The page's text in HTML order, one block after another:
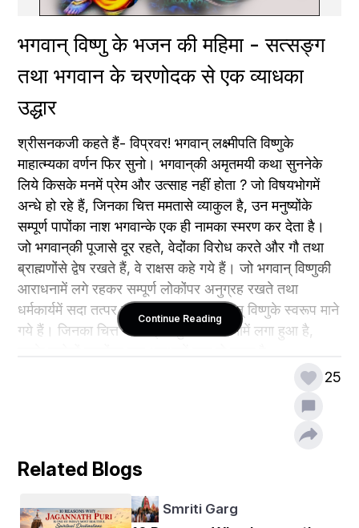
भगवान् विष्णु के भजन की महिमा - सत्सङ्ग
तथा भगवान के चरणोदक से एक व्याधका
उद्धार
श्रीसनकजी कहते हैं- विप्रवर! भगवान् लक्ष्मीपति विष्णुके
माहात्म्यका वर्णन फिर सुनो। भगवान्‌की अमृतमयी कथा सुननेके
लिये किसके मनमें प्रेम और उत्साह नहीं होता ? जो विषयभोगमें
अन्धे हो रहे हैं, जिनका चित्त ममतासे व्याकुल है, उन मनुष्योंके
सम्पूर्ण पापोंका नाश भगवान्के एक ही नामका स्मरण कर देता है।
जो भगवान्‌की पूजासे दूर रहते, वेदोंका विरोध करते और गौ तथा
ब्राह्मणोंसे द्वेष रखते हैं, वे राक्षस कहे गये हैं। जो भगवान् विष्णुकी
आराधनामें लगे रहकर सम्पूर्ण लोकोंपर अनुग्रह रखते तथा
धर्मकार्यमें सदा तत्पर रहते हैं, वे साक्षात् भगवान् विष्णुके स्वरूप माने
गये हैं। जिनका चित्त भगवान् विष्णुकी आराधनामें लगा हुआ है,
आराधना विषयान्ध मनुष्योंके भी सम्पूर्ण दुःखोंका नाश करनेवाली
कही गयी है। वह भोग और मोक्ष देनेवाली है। जो मनुष्य किसीके
सङ्गसे, स्नेहसे, भयसे, लोभसे अथवा अज्ञानसे भी भगवान् विष्णुकी
उपासना करता है, वह अक्षय सुखका भागी होता है। जो भगवान्
Continue Reading
25
Related Blogs
Smriti Garg